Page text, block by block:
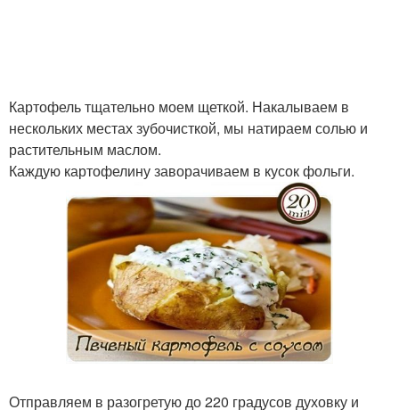
Картофель тщательно моем щеткой. Накалываем в
нескольких местах зубочисткой, мы натираем солью и
растительным маслом.
Каждую картофелину заворачиваем в кусок фольги.
Отправляем в разогретую до 220 градусов духовку и